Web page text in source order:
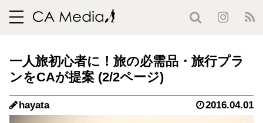
toggle
一人旅初心者に！旅の必需品・旅行プラ
ンをCAが提案 (2/2ページ)
hayata 2016.04.01